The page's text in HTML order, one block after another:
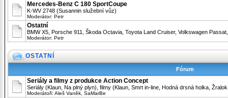
Mercedes-Benz C 180 SportCoupe
K-WV 2748 (Susannin služební vůz)
Moderátor: Petr
Ostatní
BMW X5, Porsche 911, Škoda Octavia, Toyota Land Cruiser, Volkswagen
Moderátor: Petr
OSTATNÍ
Fórum
Seriály a filmy z produkce Action Concept
Seriály (Klaun, Na plný plyn), filmy (Klaun, Smrt in-line, Hodná drsná holka,
Moderátoři: Aleš Vaněk SaMarBe